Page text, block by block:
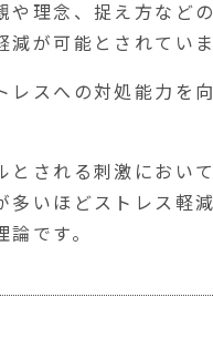
や理念、捉え方など
減が可能とされていま
レスへの対処能力を
とされる刺激におい
多いほどストレス軽
論です。